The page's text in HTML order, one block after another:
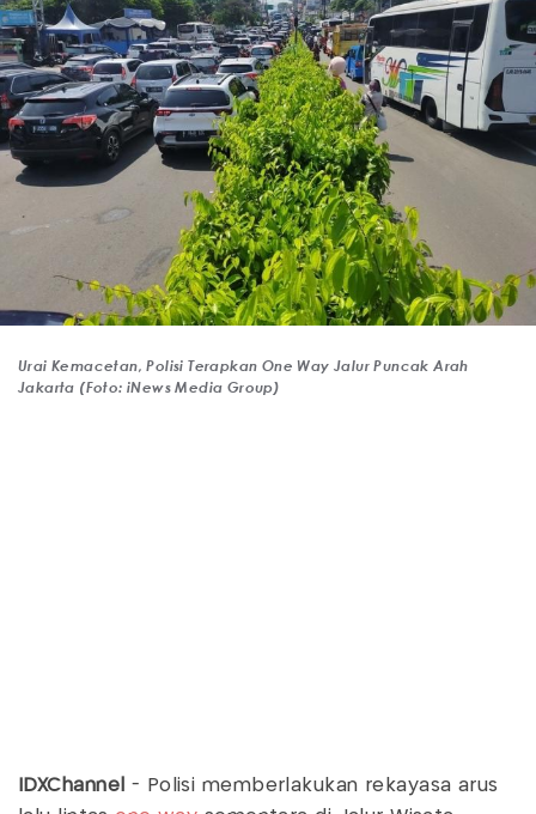
Urai Kemacetan, Polisi Terapkan One Way Jalur Puncak Arah
Jakarta (Foto: iNews Media Group)
IDXChannel - Polisi memberlakukan rekayasa arus